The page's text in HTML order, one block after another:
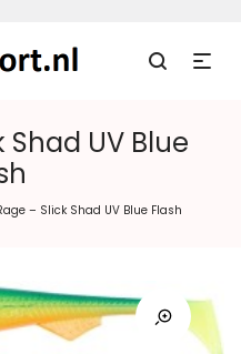
Shad UV Blue
– Slick Shad UV Blue Flash